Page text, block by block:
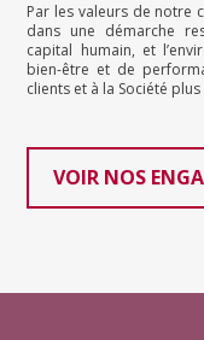
Par les valeurs de notre
dans une démarche
capital humain, et
bien-être et de
clients et à la Société
VOIR NOS